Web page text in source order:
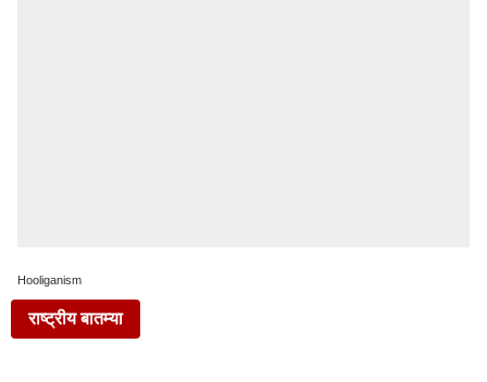
Hooliganism
राष्ट्रीय बातम्या